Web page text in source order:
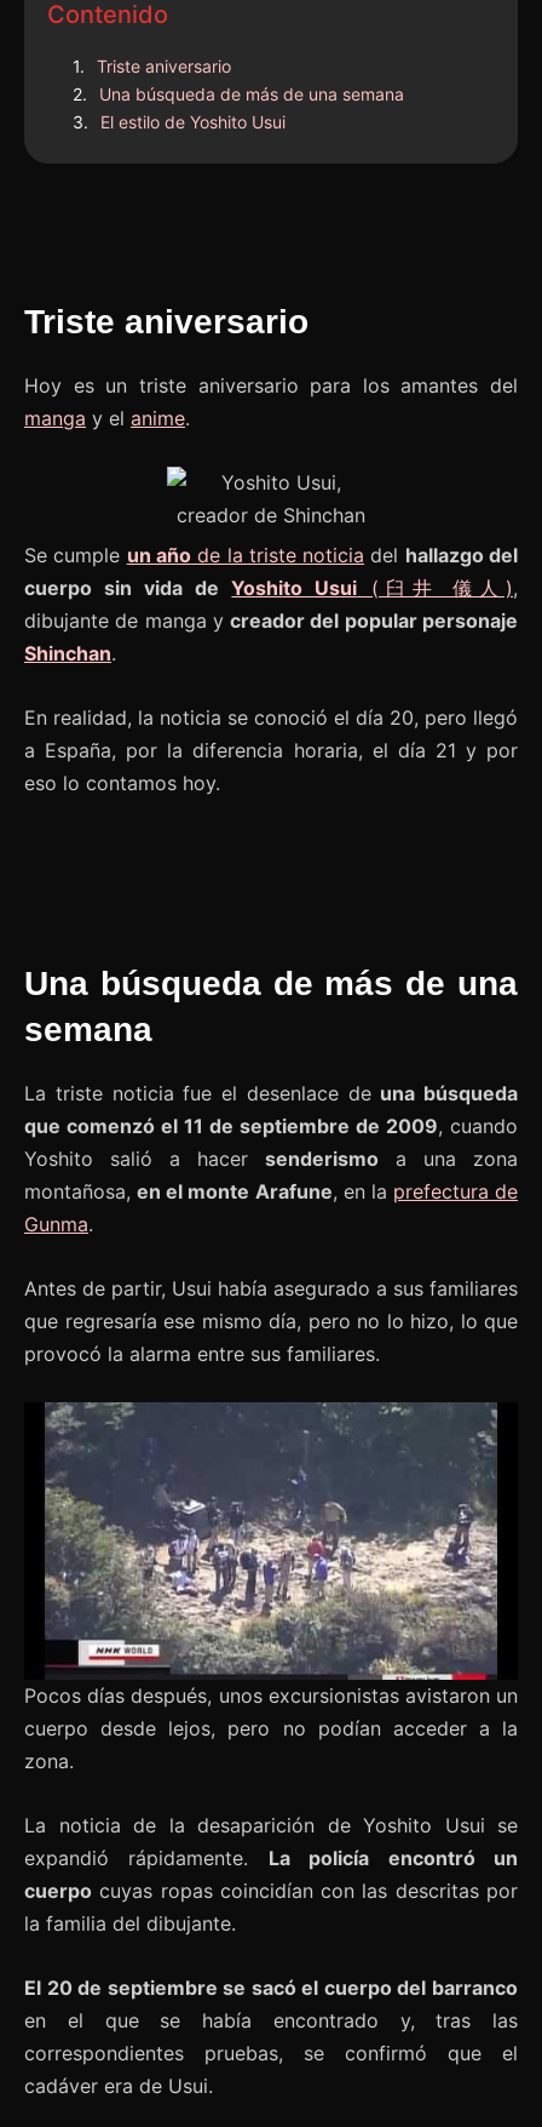
Contenido
Triste aniversario
Una búsqueda de más de una semana
El estilo de Yoshito Usui
Triste aniversario
Hoy es un triste aniversario para los amantes del
manga y el anime.
Se cumple un añode la triste noticia del hallazgo del
cuerpo sin vida deYoshito Usui (臼井 儀人),
dibujante de manga ycreador del popular personaje
Shinchan.
En realidad, la noticia se conoció el día 20, pero llegó
a España, por la diferencia horaria, el día 21 y por
eso lo contamos hoy.
Una búsqueda de más de una
semana
La triste noticia fue el desenlace de una búsqueda
que comenzó el 11 de septiembre de 2009, cuando
Yoshito salió a hacer senderismo a una zona
montañosa,en el monte Arafune, en la prefectura de
Gunma.
Antes de partir, Usui había asegurado a sus familiares
que regresaría ese mismo día, pero no lo hizo, lo que
provocó la alarma entre sus familiares.
Pocos días después, unos excursionistas avistaron un
cuerpo desde lejos, pero no podían acceder a la
zona.
La noticia de la desaparición de Yoshito Usui se
expandió rápidamente. La policía encontró un
cuerpo cuyas ropas coincidían con las descritas por
la familia del dibujante.
El 20 de septiembre se sacó el cuerpo del barranco
en el que se había encontrado y, tras las
correspondientes pruebas, se confirmó que el
cadáver era de Usui.